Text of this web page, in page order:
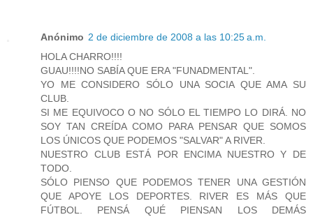
Anónimo 2 de diciembre de 2008 a las 10:25 a.m.
HOLA CHARRO!!!!
GUAU!!!!NO SABÍA QUE ERA "FUNADMENTAL".
YO ME CONSIDERO SÓLO UNA SOCIA QUE AMA SU
CLUB.
SI ME EQUIVOCO O NO SÓLO EL TIEMPO LO DIRÁ. NO
SOY TAN CREÍDA COMO PARA PENSAR QUE SOMOS
LOS ÚNICOS QUE PODEMOS "SALVAR" A RIVER.
NUESTRO CLUB ESTÁ POR ENCIMA NUESTRO Y DE
TODO.
SÓLO PIENSO QUE PODEMOS TENER UNA GESTIÓN
QUE APOYE LOS DEPORTES. RIVER ES MÁS QUE
FÚTBOL. PENSÁ QUÉ PIENSAN LOS DEMÁS